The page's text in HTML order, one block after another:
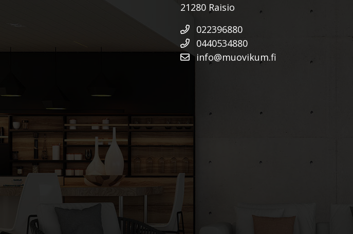
21280 Raisio
022396880
0440534880
info@muovikum.fi